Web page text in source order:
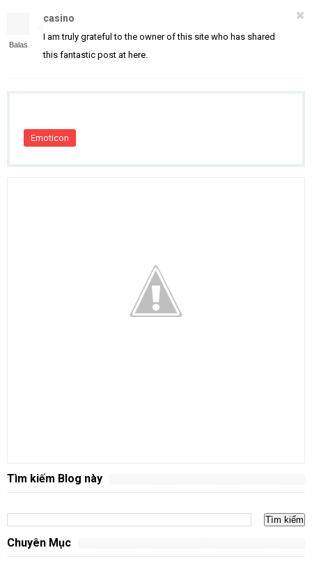
Balas
casino
I am truly grateful to the owner of this site who has shared
this fantastic post at here.
Emoticon
Tìm kiếm Blog này
Chuyên Mục